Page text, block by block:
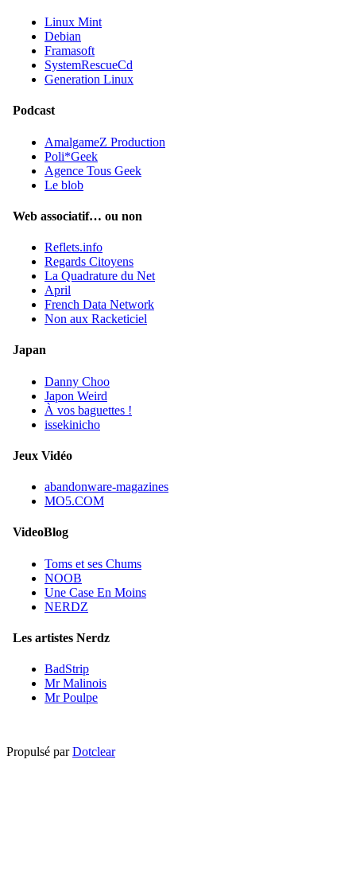
Linux Mint
Debian
Framasoft
SystemRescueCd
Generation Linux
Podcast
AmalgameZ Production
Poli*Geek
Agence Tous Geek
Le blob
Web associatif… ou non
Reflets.info
Regards Citoyens
La Quadrature du Net
April
French Data Network
Non aux Racketiciel
Japan
Danny Choo
Japon Weird
À vos baguettes !
issekinicho
Jeux Vidéo
abandonware-magazines
MO5.COM
VideoBlog
Toms et ses Chums
NOOB
Une Case En Moins
NERDZ
Les artistes Nerdz
BadStrip
Mr Malinois
Mr Poulpe
Propulsé parDotclear